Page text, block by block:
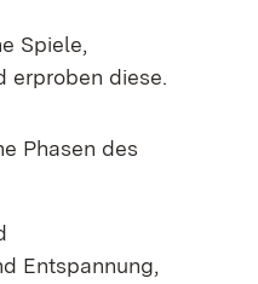
Spiele,
erproben diese.
Phasen des
Entspannung,